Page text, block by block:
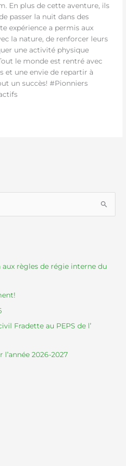
En plus de cette aventure, ils
passer la nuit dans des
expérience a permis aux
la nature, de renforcer leurs
une activité physique
le monde est rentré avec
et une envie de repartir à
un succès! #Pionniers
règles de régie interne du
Fradette au PEPS de l’
2026-2027